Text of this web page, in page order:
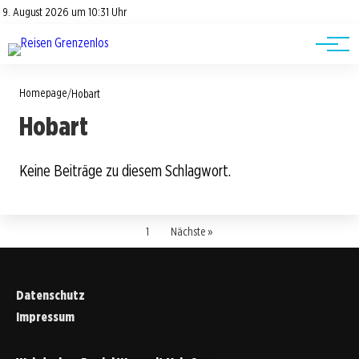
9. August 2026 um 10:31 Uhr
Datenschutz
Road Trips
Reisetipps
Homepage/Hobart
Hobart
Keine Beiträge zu diesem Schlagwort.
1 Nächste »
Datenschutz
Impressum